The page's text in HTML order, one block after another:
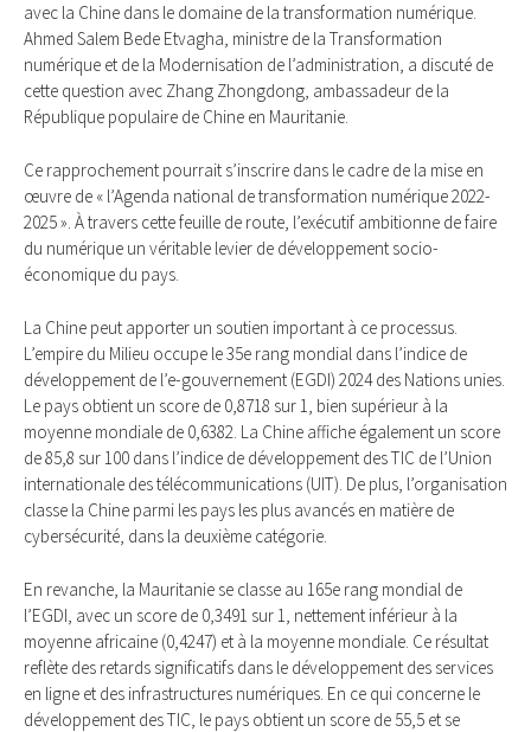
avec la Chine dans le domaine de la transformation numérique.
Ahmed Salem Bede Etvagha, ministre de la Transformation
numérique et de la Modernisation de l’administration, a discuté de
cette question avec Zhang Zhongdong, ambassadeur de la
République populaire de Chine en Mauritanie.
Ce rapprochement pourrait s’inscrire dans le cadre de la mise en
œuvre de « l’Agenda national de transformation numérique 2022-
2025 ». À travers cette feuille de route, l’exécutif ambitionne de faire
du numérique un véritable levier de développement socio-
économique du pays.
La Chine peut apporter un soutien important à ce processus.
L’empire du Milieu occupe le 35e rang mondial dans l’indice de
développement de l’e-gouvernement (EGDI) 2024 des Nations unies.
Le pays obtient un score de 0,8718 sur 1, bien supérieur à la
moyenne mondiale de 0,6382. La Chine affiche également un score
de 85,8 sur 100 dans l’indice de développement des TIC de l’Union
internationale des télécommunications (UIT). De plus, l’organisation
classe la Chine parmi les pays les plus avancés en matière de
cybersécurité, dans la deuxième catégorie.
En revanche, la Mauritanie se classe au 165e rang mondial de
l’EGDI, avec un score de 0,3491 sur 1, nettement inférieur à la
moyenne africaine (0,4247) et à la moyenne mondiale. Ce résultat
reflète des retards significatifs dans le développement des services
en ligne et des infrastructures numériques. En ce qui concerne le
développement des TIC, le pays obtient un score de 55,5 et se